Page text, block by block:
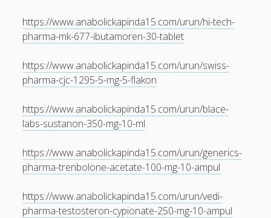
https://www.anabolickapinda15.com/urun/hi-tech-
pharma-mk-677-ibutamoren-30-tablet
https://www.anabolickapinda15.com/urun/swiss-
pharma-cjc-1295-5-mg-5-flakon
https://www.anabolickapinda15.com/urun/blace-
labs-sustanon-350-mg-10-ml
https://www.anabolickapinda15.com/urun/generics-
pharma-trenbolone-acetate-100-mg-10-ampul
https://www.anabolickapinda15.com/urun/vedi-
pharma-testosteron-cypionate-250-mg-10-ampul